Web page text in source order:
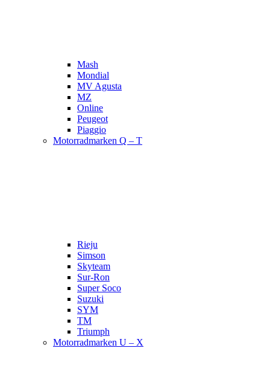
Mash
Mondial
MV Agusta
MZ
Online
Peugeot
Piaggio
Motorradmarken Q – T
Rieju
Simson
Skyteam
Sur-Ron
Super Soco
Suzuki
SYM
TM
Triumph
Motorradmarken U – X